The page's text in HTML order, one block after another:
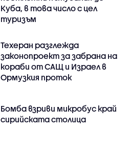
Куба, в това число с цел
туризъм
Техеран разглежда
законопроект за забрана на
кораби от САЩ и Израел в
Ормузкия проток
Бомба взриви микробус край
сирийската столица